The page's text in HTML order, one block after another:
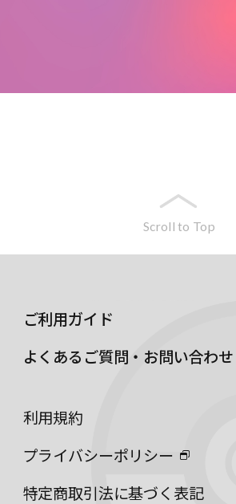
Scroll to Top
ご利用ガイド
よくあるご質問・お問い合わせ
利用規約
プライバシーポリシー
特定商取引法に基づく表記